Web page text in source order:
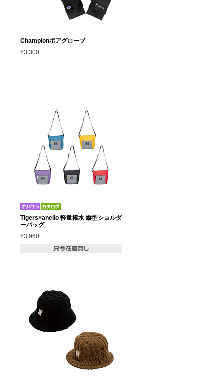
Championボアグローブ
¥3,300
Tigers×anello 軽量撥水 縦型ショルダ
ーバッグ
¥3,960